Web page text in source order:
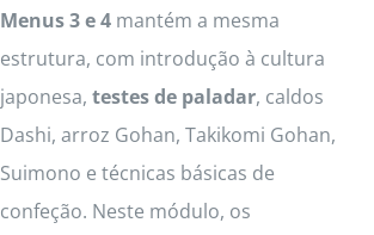
Menus 3 e 4mantém a mesma
estrutura, com introdução à cultura
japonesa, testes de paladar, caldos
Dashi, arroz Gohan, Takikomi Gohan,
Suimono e técnicas básicas de
confeção. Neste módulo, os